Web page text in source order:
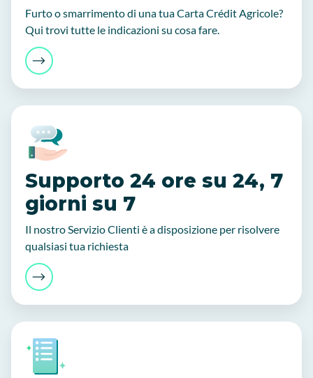
Furto o smarrimento di una tua Carta Crédit Agricole?
Qui trovi tutte le indicazioni su cosa fare.
‍Supporto 24 ore su 24, 7
giorni su 7
Il nostro Servizio Clienti è a disposizione per risolvere
qualsiasi tua richiesta